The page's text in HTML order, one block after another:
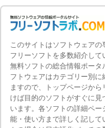
このサイトはソフトウェア
フリーソフトを多数紹介して
無料ソフトの総合情報ポータ
フトウェアはカテゴリー別に
ますので、トップページか
けば目的のソフトがすぐに見
います。各ソフトの詳細ペー
能・使い方まで詳しく記して